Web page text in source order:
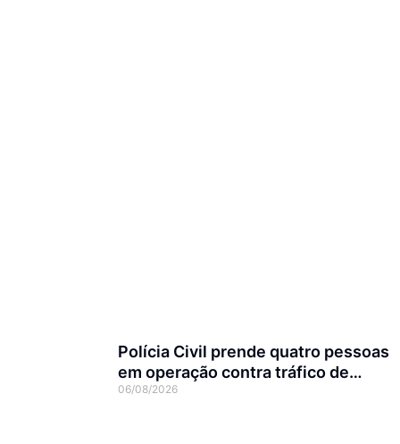
Polícia Civil prende quatro pessoas
em operação contra tráfico de
animais silvestres
06/08/2026